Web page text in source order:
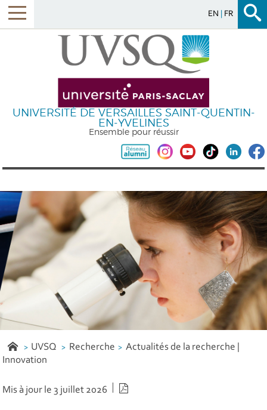
EN FR
UNIVERSITÉ DE VERSAILLES SAINT-QUENTIN-
EN-YVELINES
Ensemble pour réussir
UVSQ Recherche
Actualités de la recherche |
Innovation
Mis à jour le 3 juillet 2026